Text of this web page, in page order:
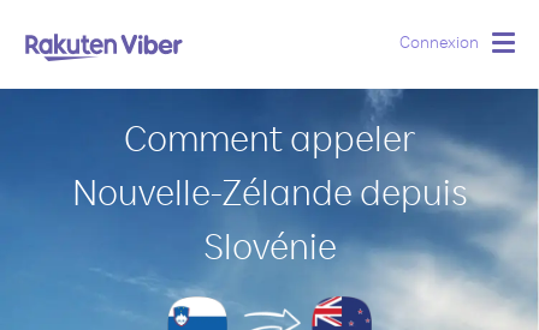
Connexion
Comment appeler
Nouvelle-Zélande depuis
Slovénie